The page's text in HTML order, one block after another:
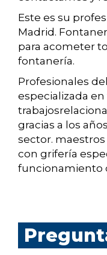
Este es su
Madrid.
para acometer
fontanería.
Profesionales
especializada
gracias a los
sector.
con grifería
funcionamiento